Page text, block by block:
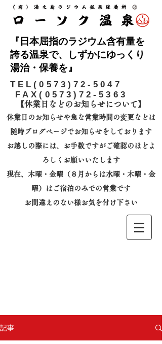
『日本屈指のラジウム含有量を
誇る温泉で、しずかにゆっくり
湯治・保養を』
​TEL(0573)72-5047
FAX(0573)72-5363
【休業日などのお知らせについて】​
休業日のお知らせや急な営業時間の変更などは
随時ブログページでお知らせをしております
お越しの際には、
お手数ですがご確認のほどよ
ろしくお願いいたします
​現在、木曜・金曜（８月からは水曜・木曜・金
曜）はご宿泊のみでの営業です
お間違えのない様お気を付け下さい
記事